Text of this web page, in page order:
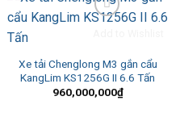
Xe tải Chenglong M3 gắn cẩu
KangLim KS1256G II 6.6 Tấn
960,000,000₫